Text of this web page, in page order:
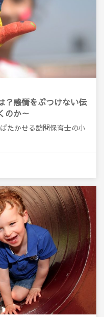
？感情をぶつけない伝
のか～
たかせる訪問保育士の小